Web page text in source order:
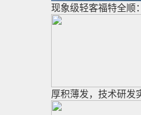
现象级轻客福特全顺
厚积薄发，技术研发